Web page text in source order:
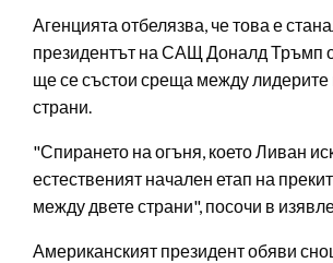
Агенцията отбелязва, че това е
президентът на САЩ Доналд Тръмп
ще се състои среща между лидерите
страни.
"Спирането на огъня, което Ливан
естественият начален етап на
между двете страни", посочи в
Американският президент обяви